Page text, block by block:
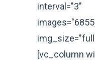
interval="3"
[vc_column